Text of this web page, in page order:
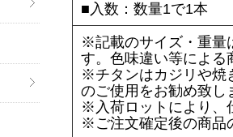
■入数：数量1で1本
※記載のサイズ・重量
す。色味違い等による
※チタンはカジリや焼
のご使用をお勧め致し
※入荷ロットにより、
※ご注文確定後の商品